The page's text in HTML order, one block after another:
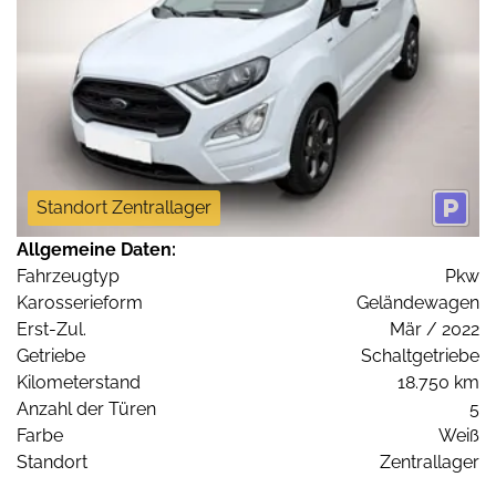
Standort Zentrallager
Allgemeine Daten:
Fahrzeugtyp
Pkw
Karosserieform
Geländewagen
Erst-Zul.
Mär / 2022
Getriebe
Schaltgetriebe
Kilometerstand
18.750 km
Anzahl der Türen
5
Farbe
Weiß
Standort
Zentrallager